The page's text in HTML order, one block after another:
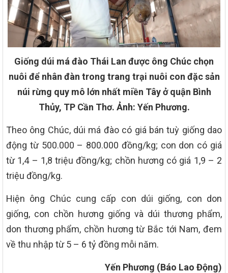
Giống dúi má đào Thái Lan được ông Chúc chọn
nuôi để nhân đàn trong trang trại nuôi con đặc sản
núi rừng quy mô lớn nhất miền Tây ở quận Bình
Thủy, TP Cần Thơ. Ảnh: Yến Phương.
Theo ông Chúc, dúi má đào có giá bán tuỳ giống dao
động từ 500.000 – 800.000 đồng/kg; con don có giá
từ 1,4 – 1,8 triệu đồng/kg; chồn hương có giá 1,9 – 2
triệu đồng/kg.
Hiện ông Chúc cung cấp con dúi giống, con don
giống, con chồn hương giống và dúi thương phẩm,
don thương phẩm, chồn hương từ Bắc tới Nam, đem
về thu nhập từ 5 – 6 tỷ đồng mỗi năm.
Yến Phương (Báo Lao Động)